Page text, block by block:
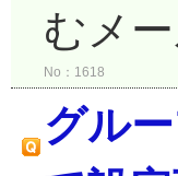
むメ
No：1618
グル